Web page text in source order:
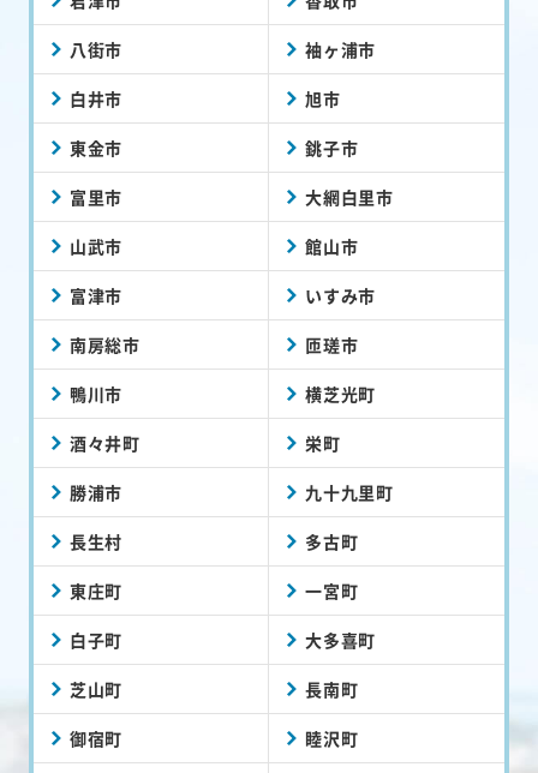
八街市 袖ヶ浦市
白井市 旭市
東金市 銚子市
富里市 大網白里市
山武市 館山市
富津市 いすみ市
南房総市 匝瑳市
鴨川市 横芝光町
酒々井町 栄町
勝浦市 九十九里町
長生村 多古町
東庄町 一宮町
白子町 大多喜町
芝山町 長南町
御宿町 睦沢町